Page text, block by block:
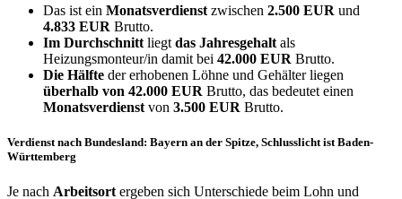
Das ist ein Monatsverdienst zwischen 2.500 EUR und
4.833 EUR Brutto.
Im Durchschnitt liegt das Jahresgehalt als
Heizungsmonteur/in damit bei 42.000 EUR Brutto.
Die Hälfte der erhobenen Löhne und Gehälter liegen
überhalb von 42.000 EUR Brutto, das bedeutet einen
Monatsverdienst von 3.500 EUR Brutto.
Verdienst nach Bundesland: Bayern an der Spitze, Schlusslicht ist Baden-
Württemberg
Je nach Arbeitsort ergeben sich Unterschiede beim Lohn und